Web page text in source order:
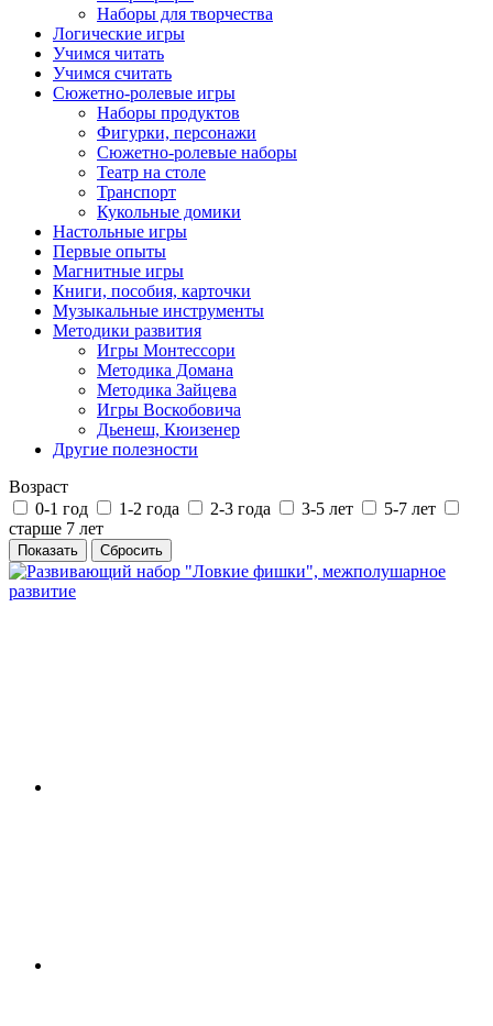
Наборы для творчества
Логические игры
Учимся читать
Учимся считать
Сюжетно-ролевые игры
Наборы продуктов
Фигурки, персонажи
Сюжетно-ролевые наборы
Театр на столе
Транспорт
Кукольные домики
Настольные игры
Первые опыты
Магнитные игры
Книги, пособия, карточки
Музыкальные инструменты
Методики развития
Игры Монтессори
Методика Домана
Методика Зайцева
Игры Воскобовича
Дьенеш, Кюизенер
Другие полезности
Возраст
0-1 год
1-2 года 2-3 года 3-5 лет
5-7 лет
старше 7 лет